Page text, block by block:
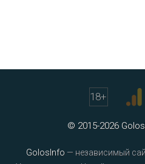
18+
© 2015-2026
GolosInfo — независимый